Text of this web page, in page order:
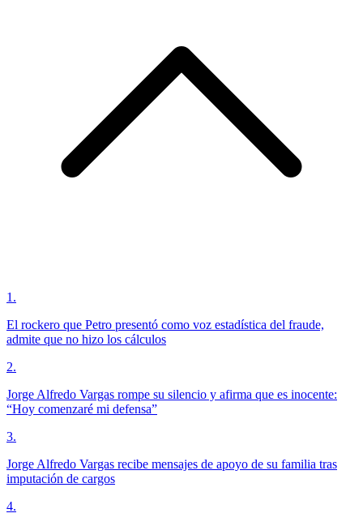
1 .
El rockero que Petro presentó como voz estadística del fraude,
admite que no hizo los cálculos
2.
Jorge Alfredo Vargas rompe su silencio y afirma que es inocente:
“Hoy comenzaré mi defensa”
3.
Jorge Alfredo Vargas recibe mensajes de apoyo de su familia tras
imputación de cargos
4.